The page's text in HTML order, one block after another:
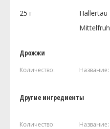
25 г
Hallertau
Mittelfruh
Дрожжи
Количество: Название:
Другие ингредиенты
Количество: Название: